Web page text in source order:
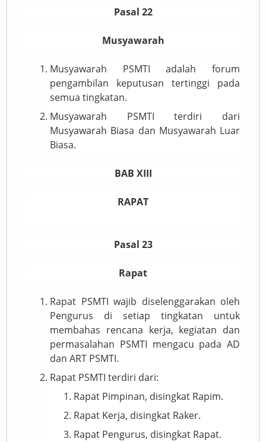
Pasal 22
Musyawarah
Musyawarah PSMTI adalah forum
pengambilan keputusan tertinggi pada
semua tingkatan.
Musyawarah PSMTI terdiri dari
Musyawarah Biasa dan Musyawarah Luar
Biasa.
BAB XIII
RAPAT
Pasal 23
Rapat
Rapat PSMTI wajib diselenggarakan oleh
Pengurus di setiap tingkatan untuk
membahas rencana kerja, kegiatan dan
permasalahan PSMTI mengacu pada AD
dan ART PSMTI.
Rapat PSMTI terdiri dari:
Rapat Pimpinan, disingkat Rapim.
Rapat Kerja, disingkat Raker.
Rapat Pengurus, disingkat Rapat.